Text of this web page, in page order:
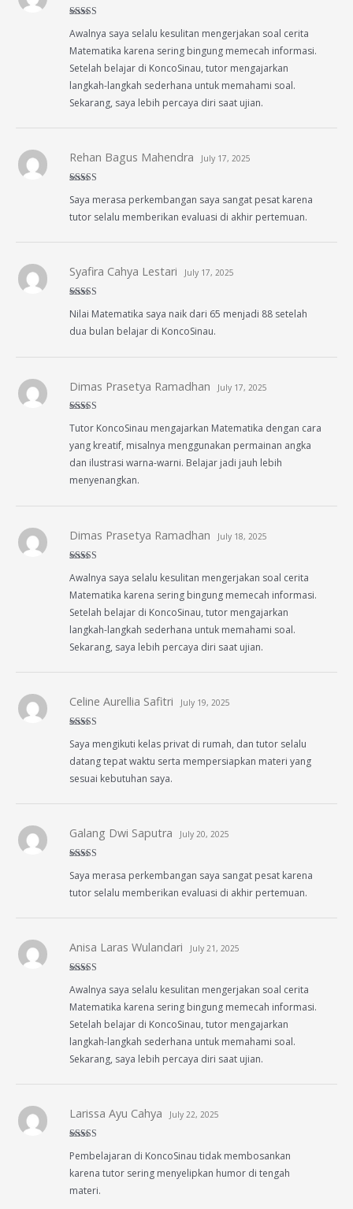
out of 5
Awalnya saya selalu kesulitan mengerjakan soal cerita
Matematika karena sering bingung memecah informasi.
Setelah belajar di KoncoSinau, tutor mengajarkan
langkah-langkah sederhana untuk memahami soal.
Sekarang, saya lebih percaya diri saat ujian.
out of 5
Rehan Bagus Mahendra July 17, 2025
Saya merasa perkembangan saya sangat pesat karena
tutor selalu memberikan evaluasi di akhir pertemuan.
of 5
Syafira Cahya Lestari July 17, 2025
Nilai Matematika saya naik dari 65 menjadi 88 setelah
dua bulan belajar di KoncoSinau.
of 5
Dimas Prasetya Ramadhan July 17, 2025
Tutor KoncoSinau mengajarkan Matematika dengan cara
yang kreatif, misalnya menggunakan permainan angka
dan ilustrasi warna-warni. Belajar jadi jauh lebih
menyenangkan.
of 5
Dimas Prasetya Ramadhan July 18, 2025
Awalnya saya selalu kesulitan mengerjakan soal cerita
Matematika karena sering bingung memecah informasi.
Setelah belajar di KoncoSinau, tutor mengajarkan
langkah-langkah sederhana untuk memahami soal.
Sekarang, saya lebih percaya diri saat ujian.
out of 5
Celine Aurellia Safitri July 19, 2025
Saya mengikuti kelas privat di rumah, dan tutor selalu
datang tepat waktu serta mempersiapkan materi yang
sesuai kebutuhan saya.
of 5
Galang Dwi Saputra July 20, 2025
Saya merasa perkembangan saya sangat pesat karena
tutor selalu memberikan evaluasi di akhir pertemuan.
of 5
Anisa Laras Wulandari July 21, 2025
Awalnya saya selalu kesulitan mengerjakan soal cerita
Matematika karena sering bingung memecah informasi.
Setelah belajar di KoncoSinau, tutor mengajarkan
langkah-langkah sederhana untuk memahami soal.
Sekarang, saya lebih percaya diri saat ujian.
of 5
Larissa Ayu Cahya July 22, 2025
Pembelajaran di KoncoSinau tidak membosankan
karena tutor sering menyelipkan humor di tengah
materi.